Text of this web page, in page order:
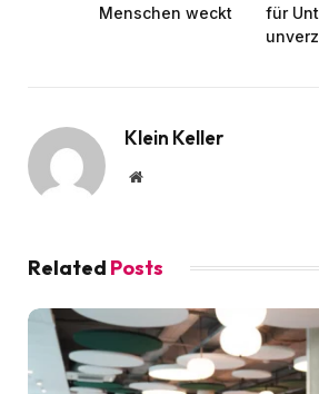
Menschen weckt
für
Klein Keller
Website
Related Posts